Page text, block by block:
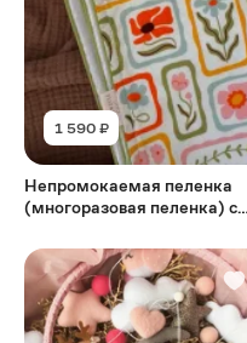
1 590 ₽
Непромокаемая пеленка
(многоразовая пеленка) с